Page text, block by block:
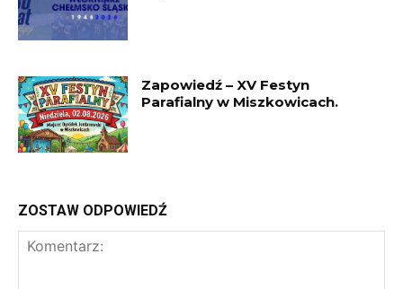
Zapowiedź – XV Festyn
Parafialny w Miszkowicach.
ZOSTAW ODPOWIEDŹ